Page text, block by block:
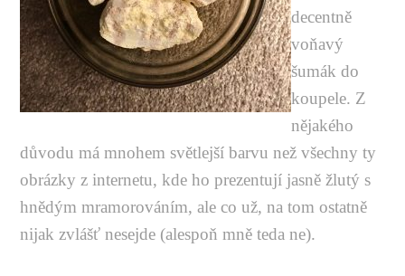
decentně
voňavý
šumák do
koupele. Z
nějakého
důvodu má mnohem světlejší barvu než všechny ty
obrázky z internetu, kde ho prezentují jasně žlutý s
hnědým mramorováním, ale co už, na tom ostatně
nijak zvlášť nesejde (alespoň mně teda ne).